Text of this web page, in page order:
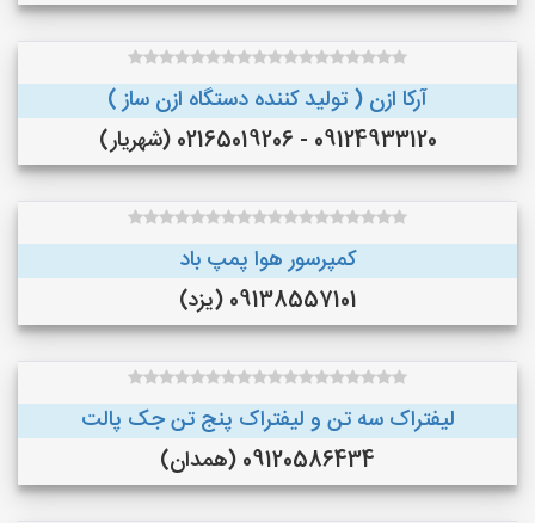
آرکا ازن ( تولید کننده دستگاه ازن ساز )
09124933120 - 02165019206 (شهریار)
کمپرسور هوا پمپ باد
09138557101 (یزد)
لیفتراک سه تن و لیفتراک پنج تن جک پالت
09120586434 (همدان)